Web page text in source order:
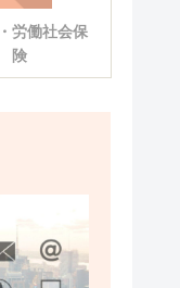
労働社会保
険